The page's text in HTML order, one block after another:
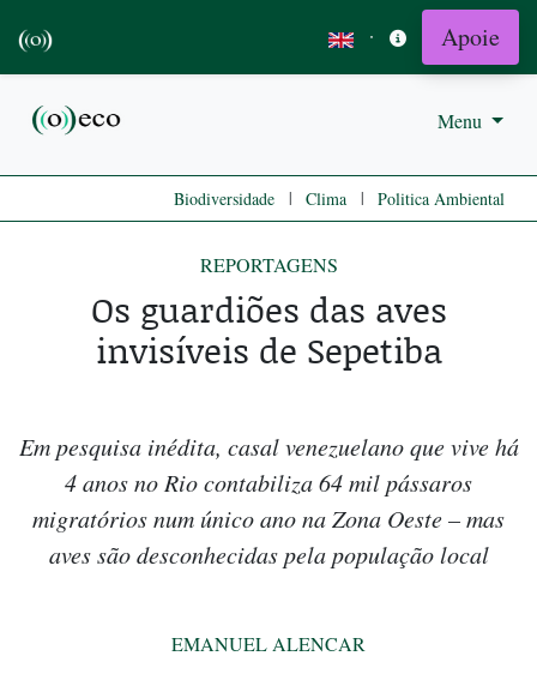
· Apoie
Menu
Biodiversidade | Clima | Politica Ambiental
REPORTAGENS
Os guardiões das aves
invisíveis de Sepetiba
Em pesquisa inédita, casal venezuelano que vive há
4 anos no Rio contabiliza 64 mil pássaros
migratórios num único ano na Zona Oeste – mas
aves são desconhecidas pela população local
EMANUEL ALENCAR